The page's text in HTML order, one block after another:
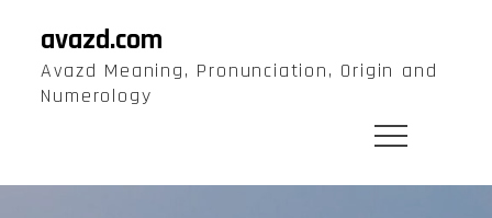
content
avazd.com
Avazd Meaning, Pronunciation, Origin and
Numerology